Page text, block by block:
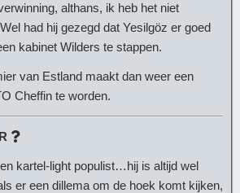
althans, ik heb het niet
had hij gezegd dat Yesilgöz er goed
kabinet Wilders te stappen.
van Estland maakt dan weer een
Cheffin te worden.
kartel-light populist…hij is altijd wel
er een dillema om de hoek komt kijken,